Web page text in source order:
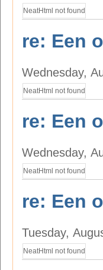
NeatHtml not found
re: Een
Wednesday,
NeatHtml not found
re: Een
Wednesday,
NeatHtml not found
re: Een
Tuesday,
NeatHtml not found